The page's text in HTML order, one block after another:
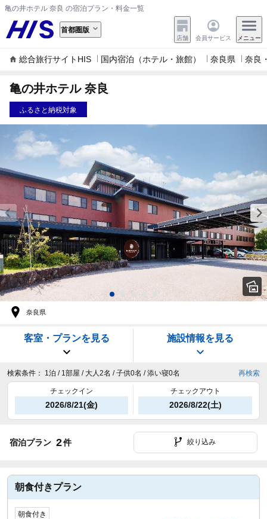
亀の井ホテル 奈良 の宿泊プラン・料金一覧
首都圏版
店舗 会員サービス メニュー
総合旅行サイトHIS 国内宿泊（ホテル・旅館） 奈良県 奈良
亀の井ホテル 奈良
ふるさと納税対象
奈良県
客室・プランを見る 施設情報を見る
検索条件： 1泊 / 1部屋 / 大人2名 / 子供0名 / 添い寝0名 再検索
チェックイン
2026/8/21(金)
チェックアウト
2026/8/22(土)
宿泊プラン 2件 絞り込み
朝食付きプラン
朝食付き